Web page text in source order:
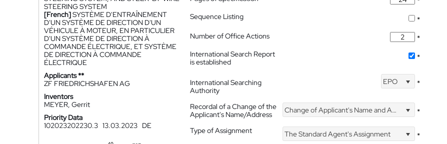
STEERING SYSTEM
[French]SYSTÈME D'ENTRAÎNEMENT
D'UN SYSTÈME DE DIRECTION D'UN
VÉHICULE À MOTEUR, EN PARTICULIER
D'UN SYSTÈME DE DIRECTION À
COMMANDE ÉLECTRIQUE, ET SYSTÈME
DE DIRECTION À COMMANDE
ÉLECTRIQUE
Applicants **
ZF FRIEDRICHSHAFEN AG
Inventors
MEYER, Gerrit
Priority Data
102023202230.3 13.03.2023 DE
Sequence Listing
*
Number of Office Actions
*
International Search Report
is established
*
International Searching
Authority
EPO *
Recordal of a Change of the
Applicant's Name/Address
Change of Applicant's Name and Address *
Type of Assignment The Standard Agent's Assignment
*